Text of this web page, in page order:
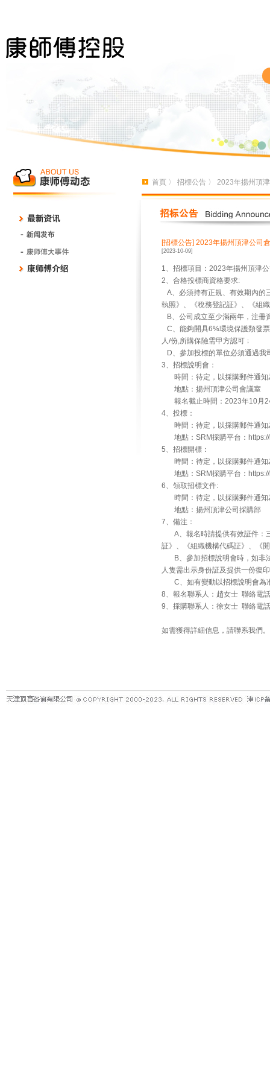
首頁 〉 招標公告 〉 2023年揚州頂
[招標公告] 2023年揚州頂津公司
[2023-10-09]
1、招標項目：2023年揚州頂津
2、合格投標商資格要求:
A、必須持有正規、有效期內的
執照》、《稅務登記証》、《組
B、公司成立至少滿兩年，注冊
C、能夠開具6%環境保護類發
人/份,所購保險需甲方認可﹔
D、參加投標的單位必須通過我
3、招標說明會：
時間：待定，以採購郵件通知
地點：揚州頂津公司會議室
報名截止時間：2023年10月
4、投標：
時間：待定，以採購郵件通知
地點：SRM採購平台：https://
5、招標開標：
時間：待定，以採購郵件通知
地點：SRM採購平台：https://
6、領取招標文件:
時間：待定，以採購郵件通知
地點：揚州頂津公司採購部
7、備注：
A、報名時請提供有效証件：
証》、《組織機構代碼証》、《
B、參加招標說明會時，如非
人隻需出示身份証及提供一份復
C、如有變動以招標說明會為
8、報名聯系人：趙女士 聯絡電
9、採購聯系人：徐女士 聯絡電
如需獲得詳細信息，請聯系我們。